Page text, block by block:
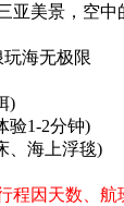
亚美景，空
海无极限
)
验1-2分钟)
、海上浮毯)
程因天数、